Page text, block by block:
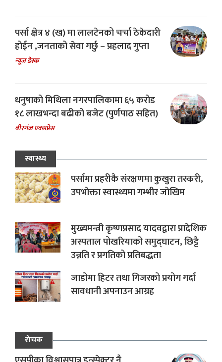
पर्सा क्षेत्र ४ (ख) मा लालटेनको चर्चा ठेकेदारी
होईन ,जनताको सेवा गर्छु – प्रहलाद गुप्ता
न्यूज डेस्क
धनुषाको मिथिला नगरपालिकामा ६५ करोड
१८ लाखभन्दा बढीको बजेट (पुर्णपाठ सहित)
बीरगंज एक्सप्रेस
स्वास्थ्य
पर्सामा प्रहरीकै संरक्षणमा कुखुरा तस्करी,
उपभोक्ता स्वास्थ्यमा गम्भीर जोखिम
मुख्यमन्त्री कृष्णप्रसाद यादवद्वारा प्रादेशिक
अस्पताल पोखरियाको समुद्घाटन, छिट्टै
उन्नति र प्रगतिको प्रतिबद्धता
जाडोमा हिटर तथा गिजरको प्रयोग गर्दा
सावधानी अपनाउन आग्रह
रोचक